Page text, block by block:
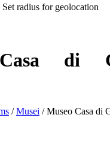
Set radius for geolocation
di
/ Musei / Museo Casa di